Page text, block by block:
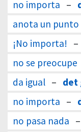
no importa –
anota un punto
¡No importa! –
no se preocupe
da igual – det
no importa –
no pasa nada –